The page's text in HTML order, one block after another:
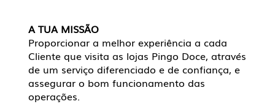
A TUA MISSÃO
Proporcionar a melhor experiência a cada
Cliente que visita as lojas Pingo Doce, através
de um serviço diferenciado e de confiança, e
assegurar o bom funcionamento das
operações.